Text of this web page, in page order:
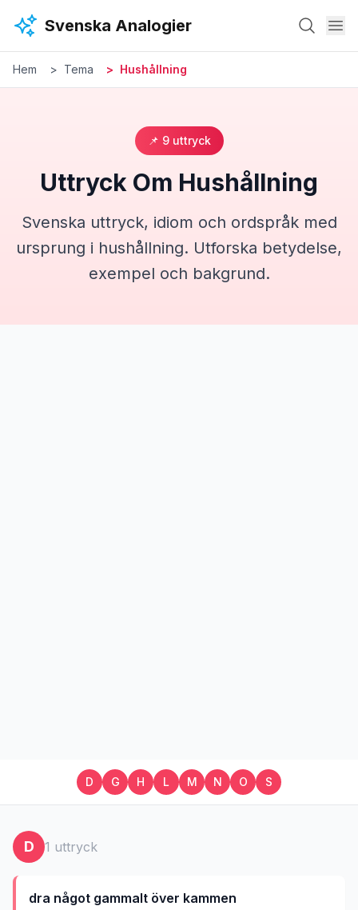
Svenska Analogier
Hem Tema Hushållning
📌 9uttryck
Uttryck Om Hushållning
Svenska uttryck, idiom och ordspråk med
ursprung i hushållning. Utforska betydelse,
exempel och bakgrund.
D G H L M N O S
D 1 uttryck
dra något gammalt över kammen